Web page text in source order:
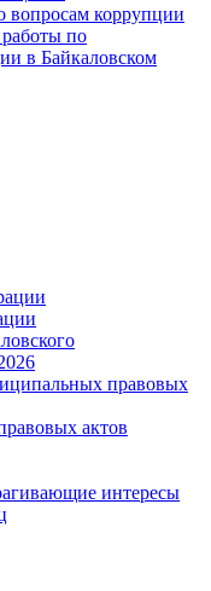
вопросам коррупции
по
в Байкаловском
правовых
актов
интересы